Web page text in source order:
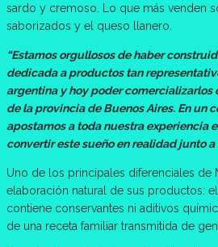
sardo y cremoso. Lo que más venden
saborizados y el queso llanero.
“Estamos orgullosos de haber
dedicada a productos tan
argentina y hoy poder comercializarlos
de la provincia de Buenos Aires. En un
apostamos a toda nuestra experiencia
convertir este sueño en realidad junto a
Uno de los principales diferenciales de
elaboración natural de sus productos:
contiene conservantes ni aditivos
de una receta familiar transmitida de